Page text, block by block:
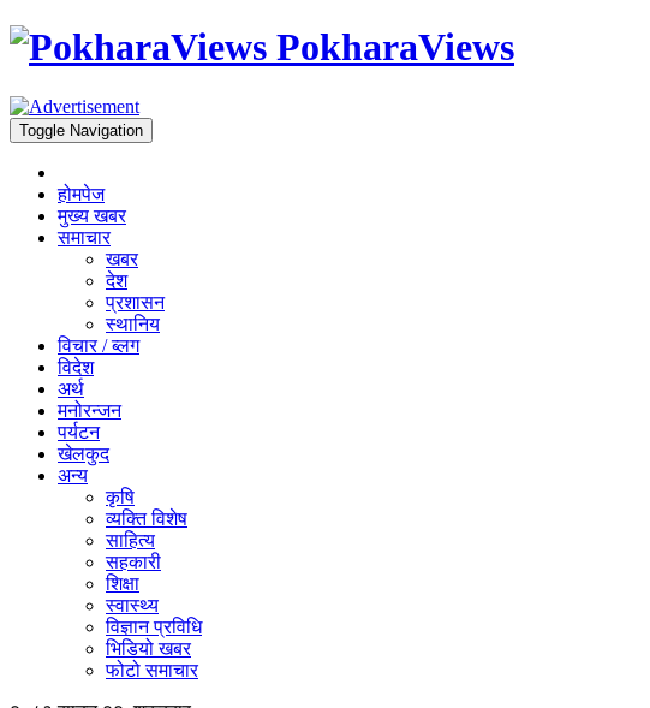
PokharaViews
Toggle Navigation
होमपेज
मुख्य खबर
समाचार
खबर
देश
प्रशासन
स्थानिय
विचार / ब्लग
विदेश
अर्थ
मनोरन्जन
पर्यटन
खेलकुद
अन्य
कृषि
व्यक्ति विशेष
साहित्य
सहकारी
शिक्षा
स्वास्थ्य
विज्ञान प्रविधि
भिडियो खबर
फोटो समाचार